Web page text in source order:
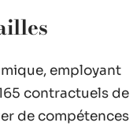
employant
contractuels de
de compétences